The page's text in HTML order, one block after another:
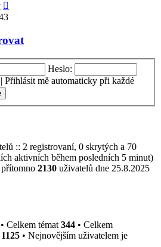
Heslo:
| Přihlásit mě automaticky při každé
:: 2 registrovaní, 0 skrytých a 70
aktivních během posledních 5 minut)
2130 uživatelů dne 25.8.2025
• Celkem témat 344 • Celkem
1125 • Nejnovějším uživatelem je